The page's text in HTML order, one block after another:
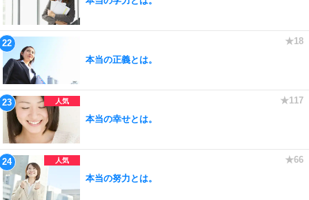
本当の正義とは。
本当の幸せとは。
本当の努力とは。